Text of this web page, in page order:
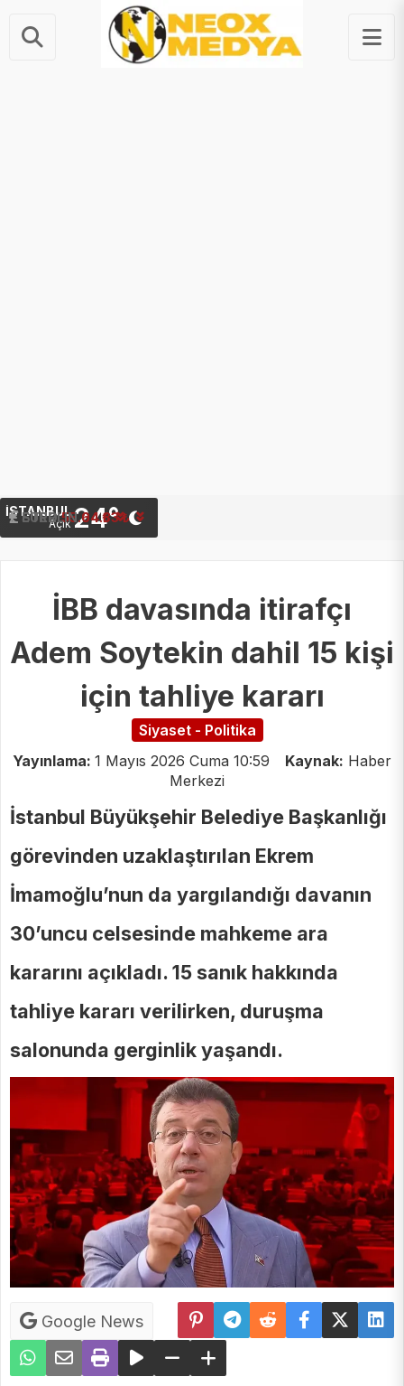
STERLIN 64.33 ₺
İSTANBUL
Açık24°
İBB davasında itirafçı
Adem Soytekin dahil 15 kişi
için tahliye kararı
Siyaset - Politika
Yayınlama: 1 Mayıs 2026 Cuma 10:59 Kaynak: Haber
Merkezi
İstanbul Büyükşehir Belediye Başkanlığı
görevinden uzaklaştırılan Ekrem
İmamoğlu’nun da yargılandığı davanın
30’uncu celsesinde mahkeme ara
kararını açıkladı. 15 sanık hakkında
tahliye kararı verilirken, duruşma
salonunda gerginlik yaşandı.
Google News